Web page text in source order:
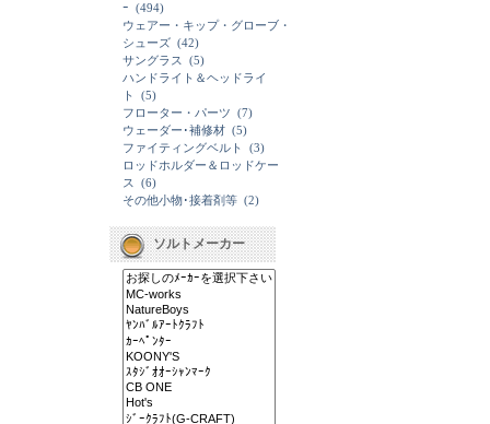
ｰ (494)
ウェアー・キップ・グローブ・
シューズ (42)
サングラス
(5)
ハンドライト＆ヘッドライ
ト
(5)
フローター・パーツ (7)
ウェーダー･補修材 (5)
ファイティングベルト
(3)
ロッドホルダー＆ロッドケー
ス
(6)
その他小物･接着剤等 (2)
ソルトメーカー